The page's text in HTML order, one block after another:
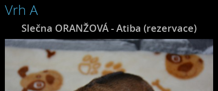
Vrh A
Slečna ORANŽOVÁ - Atiba (rezervace)